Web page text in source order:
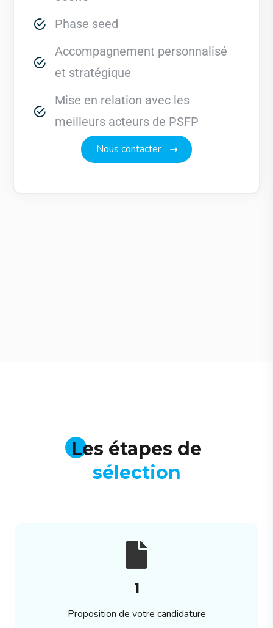
Phase seed
Accompagnement personnalisé
et stratégique
Mise en relation avec les
meilleurs acteurs de PSFP
Nous contacter
Les étapes de
sélection
1
Proposition de votre candidature